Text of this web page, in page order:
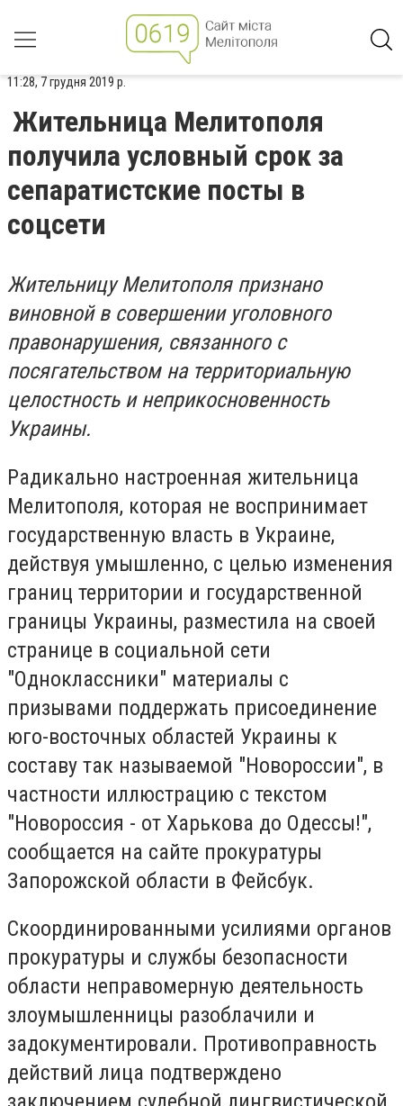
11:28, 7 грудня 2019 р.
Жительница Мелитополя
получила условный срок за
сепаратистские посты в
соцсети
Жительницу Мелитополя признано
виновной в совершении уголовного
правонарушения, связанного с
посягательством на территориальную
целостность и неприкосновенность
Украины.
Радикально настроенная жительница
Мелитополя, которая не воспринимает
государственную власть в Украине,
действуя умышленно, с целью изменения
границ территории и государственной
границы Украины, разместила на своей
странице в социальной сети
"Одноклассники" материалы с
призывами поддержать присоединение
юго-восточных областей Украины к
составу так называемой "Новороссии", в
частности иллюстрацию с текстом
"Новороссия - от Харькова до Одессы!",
сообщается на сайте прокуратуры
Запорожской области в Фейсбук.
Скоординированными усилиями органов
прокуратуры и службы безопасности
области неправомерную деятельность
злоумышленницы разоблачили и
задокументировали. Противоправность
действий лица подтверждено